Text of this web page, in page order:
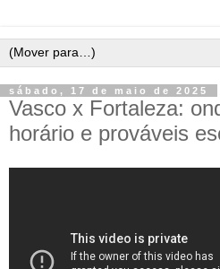
sábado, 17 de maio de 2025
Vasco x Fortaleza:
horário e prováveis